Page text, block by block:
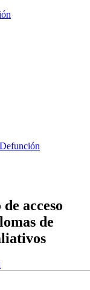
acceso
de